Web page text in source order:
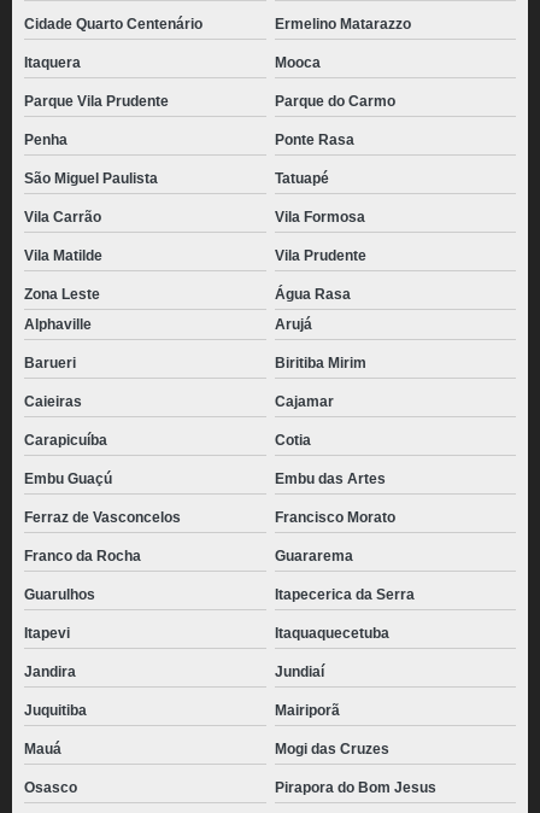
Cidade Quarto Centenário Ermelino Matarazzo
Itaquera Mooca
Parque Vila Prudente Parque do Carmo
Penha Ponte Rasa
São Miguel Paulista Tatuapé
Vila Carrão Vila Formosa
Vila Matilde Vila Prudente
Zona Leste
Água Rasa
Alphaville
Arujá
Barueri Biritiba Mirim
Caieiras Cajamar
Carapicuíba Cotia
Embu Guaçú Embu das Artes
Ferraz de Vasconcelos Francisco Morato
Franco da Rocha Guararema
Guarulhos Itapecerica da Serra
Itapevi Itaquaquecetuba
Jandira Jundiaí
Juquitiba Mairiporã
Mauá Mogi das Cruzes
Osasco Pirapora do Bom Jesus